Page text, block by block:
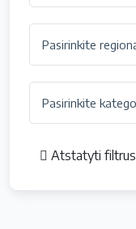
Atstatyti filtrus